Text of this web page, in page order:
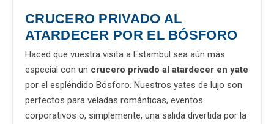
CRUCERO PRIVADO AL
ATARDECER POR EL BÓSFORO
Haced que vuestra visita a Estambul sea aún más
especial con un crucero privado al atardecer en yate
por el espléndido Bósforo. Nuestros yates de lujo son
perfectos para veladas románticas, eventos
corporativos o, simplemente, una salida divertida por la